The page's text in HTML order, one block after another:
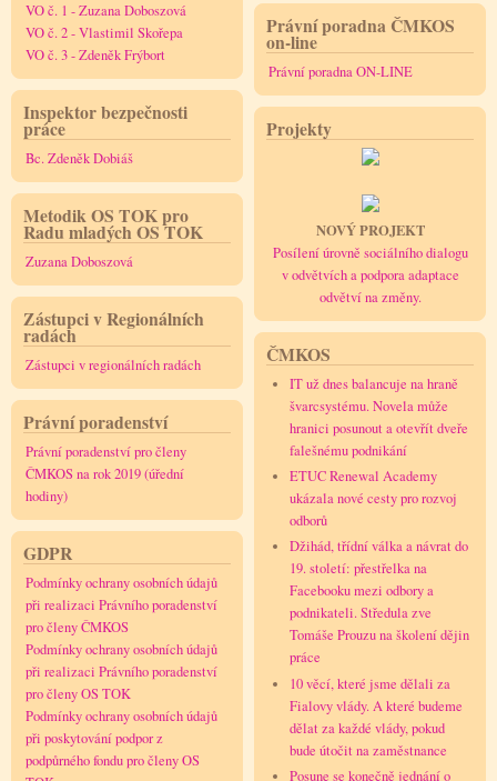
VO č. 1 - Zuzana Doboszová
VO č. 2 - Vlastimil Skořepa
VO č. 3 - Zdeněk Frýbort
Inspektor bezpečnosti
práce
Bc. Zdeněk Dobiáš
Metodik OS TOK pro
Radu mladých OS TOK
Zuzana Doboszová
Zástupci v Regionálních
radách
Zástupci v regionálních radách
Právní poradenství
Právní poradenství pro členy
ČMKOS na rok 2019 (úřední
hodiny)
GDPR
Podmínky ochrany osobních údajů
při realizaci Právního poradenství
pro členy ČMKOS
Podmínky ochrany osobních údajů
při realizaci Právního poradenství
pro členy OS TOK
Podmínky ochrany osobních údajů
při poskytování podpor z
podpůrného fondu pro členy OS
Právní poradna ČMKOS
on-line
Právní poradna ON-LINE
Projekty
NOVÝ PROJEKT
Posílení úrovně sociálního dialogu
v odvětvích a podpora adaptace
odvětví na změny.
ČMKOS
IT už dnes balancuje na hraně
švarcsystému. Novela může
hranici posunout a otevřít dveře
falešnému podnikání
ETUC Renewal Academy
ukázala nové cesty pro rozvoj
odborů
Džihád, třídní válka a návrat do
19. století: přestřelka na
Facebooku mezi odbory a
podnikateli. Středula zve
Tomáše Prouzu na školení dějin
práce
10 věcí, které jsme dělali za
Fialovy vlády. A které budeme
dělat za každé vlády, pokud
bude útočit na zaměstnance
Posune se konečně jednání o